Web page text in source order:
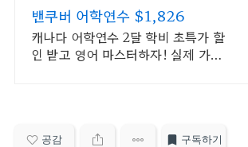
밴쿠버 어학연수 $1,826
캐나다 어학연수 2달 학비 초특가 할
인 받고 영어 마스터하자! 실제 가격
공감 구독하기